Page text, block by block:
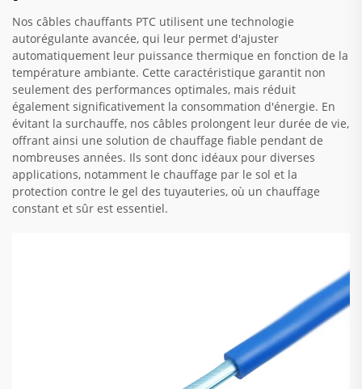
Nos câbles chauffants PTC utilisent une technologie
autorégulante avancée, qui leur permet d'ajuster
automatiquement leur puissance thermique en fonction de la
température ambiante. Cette caractéristique garantit non
seulement des performances optimales, mais réduit
également significativement la consommation d'énergie. En
évitant la surchauffe, nos câbles prolongent leur durée de vie,
offrant ainsi une solution de chauffage fiable pendant de
nombreuses années. Ils sont donc idéaux pour diverses
applications, notamment le chauffage par le sol et la
protection contre le gel des tuyauteries, où un chauffage
constant et sûr est essentiel.